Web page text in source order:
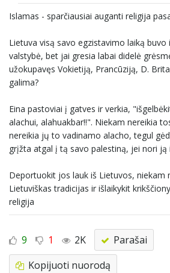
Islamas - sparčiausiai auganti religija
Lietuva visą savo egzistavimo laiką buvo
valstybė, bet jai gresia labai didelė
užokupavęs Vokietiją, Prancūziją, D.
galima?
Eina pastoviai į gatves ir verkia,
alachui, alahuakbar!!". Niekam nereikia
nereikia jų to vadinamo alacho, tegul
grįžta atgal į tą savo palestiną, jei nori ją
Deportuokit jos lauk iš Lietuvos, niekam
Lietuviškas tradicijas ir išlaikykit
religija
9 1 2K
Parašai
Kopijuoti nuorodą